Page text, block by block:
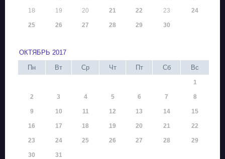
18 19 20 21 22 23 24
25 26 27 28 29 30
ОКТЯБРЬ 2017
Пн
Вт Ср Чт Пт Сб Вс
1
2 3 4 5 6 7 8
9 10 11 12 13 14 15
16 17 18 19 20 21 22
23 24 25 26 27 28 29
30 31